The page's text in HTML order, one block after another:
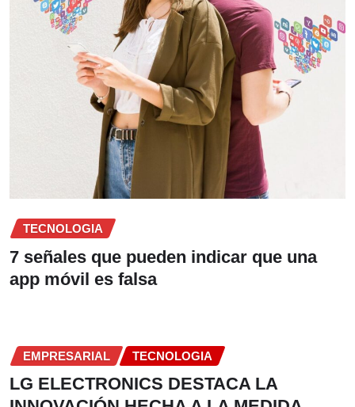
TECNOLOGIA
7 señales que pueden indicar que una
app móvil es falsa
EMPRESARIAL TECNOLOGIA
LG ELECTRONICS DESTACA LA